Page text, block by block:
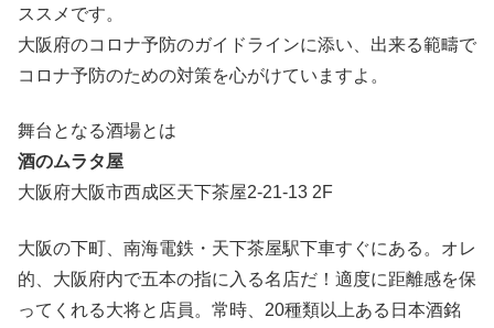
ススメです。
大阪府のコロナ予防のガイドラインに添い、出来る範疇で
コロナ予防のための対策を心がけていますよ。
舞台となる酒場とは
酒のムラタ屋
大阪府大阪市西成区天下茶屋2-21-13 2F
大阪の下町、南海電鉄・天下茶屋駅下車すぐにある。オレ
的、大阪府内で五本の指に入る名店だ！適度に距離感を保
ってくれる大将と店員。常時、20種類以上ある日本酒銘